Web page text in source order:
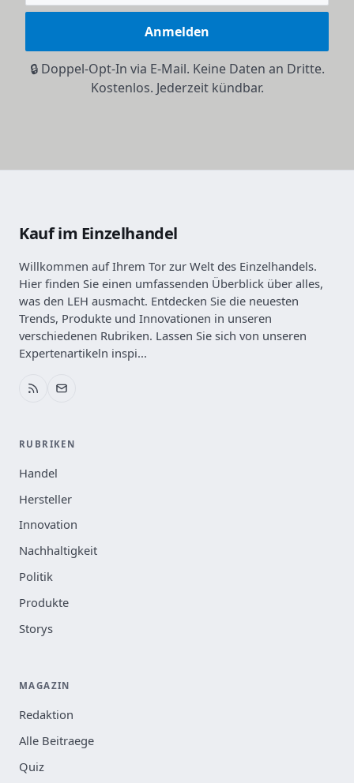
Anmelden
🔒 Doppel-Opt-In via E-Mail. Keine Daten an Dritte.
Kostenlos. Jederzeit kündbar.
Kauf im Einzelhandel
Willkommen auf Ihrem Tor zur Welt des Einzelhandels.
Hier finden Sie einen umfassenden Überblick über alles,
was den LEH ausmacht. Entdecken Sie die neuesten
Trends, Produkte und Innovationen in unseren
verschiedenen Rubriken. Lassen Sie sich von unseren
Expertenartikeln inspi...
RUBRIKEN
Handel
Hersteller
Innovation
Nachhaltigkeit
Politik
Produkte
Storys
MAGAZIN
Redaktion
Alle Beitraege
Quiz